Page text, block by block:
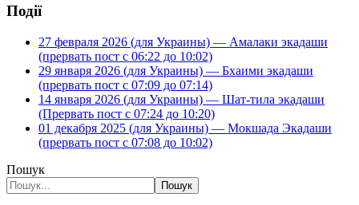
Події
27 февраля 2026 (для Украины) — Амалаки экадаши
(прервать пост с 06:22 до 10:02)
29 января 2026 (для Украины) — Бхаими экадаши
(прервать пост с 07:09 до 07:14)
14 января 2026 (для Украины) — Шат-тила экадаши
(Прервать пост с 07:24 до 10:20)
01 декабря 2025 (для Украины) — Мокшада Экадаши
(прервать пост с 07:08 до 10:02)
Пошук
Пошук